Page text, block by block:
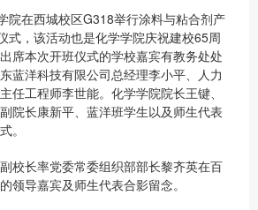
院在西城校区G318举行涂料与粘合剂产
式，该活动也是化学学院庆祝建校65周
席本次开班仪式的学校嘉宾有教务处处
蓝洋科技有限公司总经理李小平、人力
任工程师李世能。化学学院院长王键、
院长康新平、蓝洋班学生以及师生代表
。
校长率党委常委组织部部长黎齐英在百
领导嘉宾及师生代表合影留念。